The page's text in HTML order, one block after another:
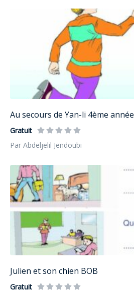
Au secours de Yan-li 4ème année
Gratuit
Par Abdeljelil Jendoubi
Julien et son chien BOB
Gratuit